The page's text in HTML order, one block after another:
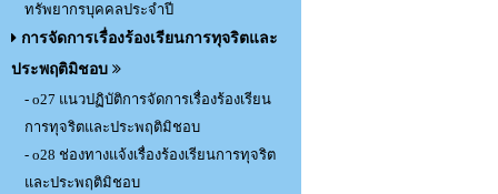
ทรัพยากรบุคคลประจำปี
การจัดการเรื่องร้องเรียนการทุจริตและ
ประพฤติมิชอบ
- o27 แนวปฏิบัติการจัดการเรื่องร้องเรียน
การทุจริตและประพฤติมิชอบ
- o28 ช่องทางแจ้งเรื่องร้องเรียนการทุจริต
และประพฤติมิชอบ